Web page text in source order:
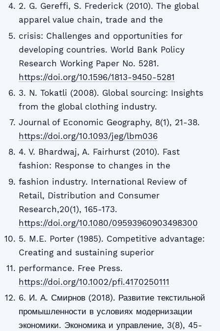
2. G. Gereffi, S. Frederick (2010). The global
apparel value chain, trade and the
crisis: Challenges and opportunities for
developing countries. World Bank Policy
Research Working Paper No. 5281.
https://doi.org/10.1596/1813-9450-5281
3. N. Tokatli (2008). Global sourcing: Insights
from the global clothing industry.
Journal of Economic Geography, 8(1), 21-38.
https://doi.org/10.1093/jeg/lbm036
4. V. Bhardwaj, A. Fairhurst (2010). Fast
fashion: Response to changes in the
fashion industry. International Review of
Retail, Distribution and Consumer
Research,20(1), 165-173.
https://doi.org/10.1080/09593960903498300
5. M.E. Porter (1985). Competitive advantage:
Creating and sustaining superior
performance. Free Press.
https://doi.org/10.1002/pfi.4170250111
6. И. А. Смирнов (2018). Развитие текстильной
промышленности в условиях модернизации
экономики. Экономика и управление, 3(8), 45-